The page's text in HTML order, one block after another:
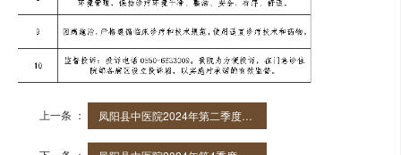
上一条 ： 凤阳县中医院2024年第二季度医疗服务信